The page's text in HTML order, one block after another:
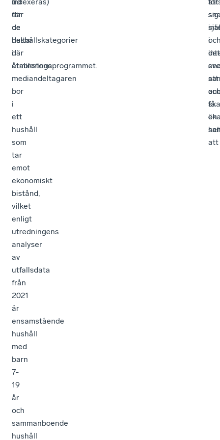
för
de
hushållskategorier
där
åtminstone
mediandeltagaren
bor
i
ett
hushåll
som
tar
emot
ekonomiskt
bistånd,
vilket
enligt
utredningens
analyser
av
utfallsdata
från
2021
är
ensamstående
hushåll
med
barn
7-
19
år
och
sammanboende
hushåll
där
de
deltar
i
etableringsprogrammet.
i
det
få
en
sig
att
ska
att